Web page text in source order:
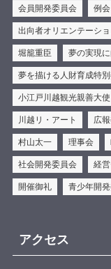
View on Facebook Share
時の鐘マン
AYANOKA.
3 days ago
.
／
Relay for Legacy
＼
皆さん、こんにち
第７弾は『和菓子
会員開発委員会 例会
出向者オリエンテーシ
堀籠重臣 夢の実現
夢を描ける人財育成特
小江戸川越観光親善大使
川越リ・アート 広
村山太一 理事会
社会開発委員会 経
開催御礼 青少年開
アクセス